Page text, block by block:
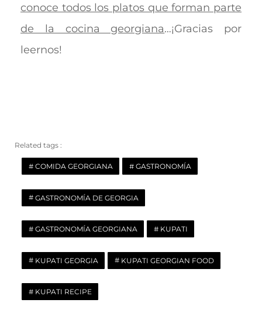
conoce todos los platos que forman parte
de la cocina georgiana…¡Gracias por
leernos!
Related tags :
COMIDA GEORGIANA GASTRONOMÍA
GASTRONOMÍA DE GEORGIA
GASTRONOMÍA GEORGIANA KUPATI
KUPATI GEORGIA KUPATI GEORGIAN FOOD
KUPATI RECIPE